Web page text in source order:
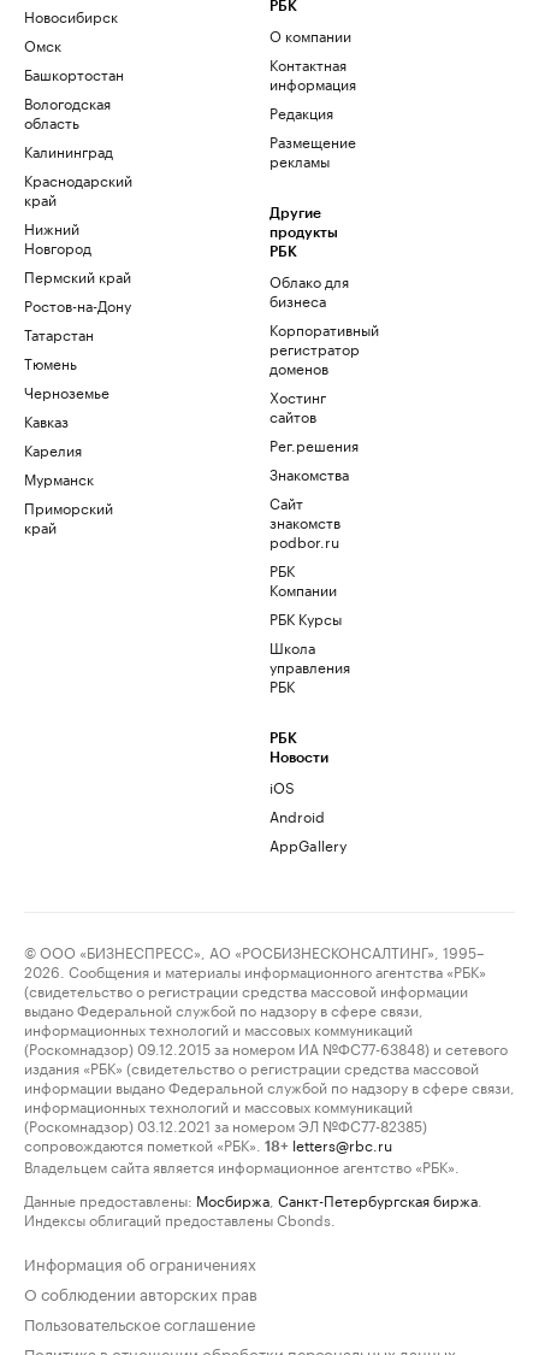
Новосибирск
Омск
Башкортостан
Вологодская
область
Калининград
Краснодарский
край
Нижний
Новгород
Пермский край
Ростов-на-Дону
Татарстан
Тюмень
Черноземье
Кавказ
Карелия
Мурманск
Приморский
край
РБК
О компании
Контактная
информация
Редакция
Размещение
рекламы
Другие
продукты
РБК
Облако для
бизнеса
Корпоративный
регистратор
доменов
Хостинг
сайтов
Рег.решения
Знакомства
Сайт
знакомств
podbor.ru
РБК
Компании
РБК Курсы
Школа
управления
РБК
РБК
Новости
iOS
Android
AppGallery
© ООО «БИЗНЕСПРЕСС», АО «РОСБИЗНЕСКОНСАЛТИНГ», 1995–
2026. Сообщения и материалы информационного агентства «РБК»
(свидетельство о регистрации средства массовой информации
выдано Федеральной службой по надзору в сфере связи,
информационных технологий и массовых коммуникаций
(Роскомнадзор) 09.12.2015 за номером ИА №ФС77-63848) и сетевого
издания «РБК» (свидетельство о регистрации средства массовой
информации выдано Федеральной службой по надзору в сфере связи,
информационных технологий и массовых коммуникаций
(Роскомнадзор) 03.12.2021 за номером ЭЛ №ФС77-82385)
сопровождаются пометкой «РБК».
18+ letters@rbc.ru
Владельцем сайта является информационное агентство «РБК».
Данные предоставлены: Мосбиржа Санкт-Петербургская биржа
Индексы облигаций предоставлены Cbonds.
Информация об ограничениях
О соблюдении авторских прав
Пользовательское соглашение